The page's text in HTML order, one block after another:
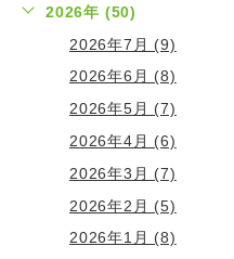
2026年 (50)
2026年7月 (9)
2026年6月 (8)
2026年5月 (7)
2026年4月 (6)
2026年3月 (7)
2026年2月 (5)
2026年1月 (8)